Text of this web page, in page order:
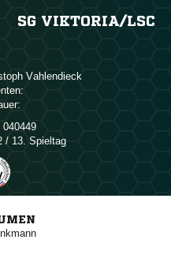
SG VIKTORIA/​LSC

040449
/ 13. Spieltag